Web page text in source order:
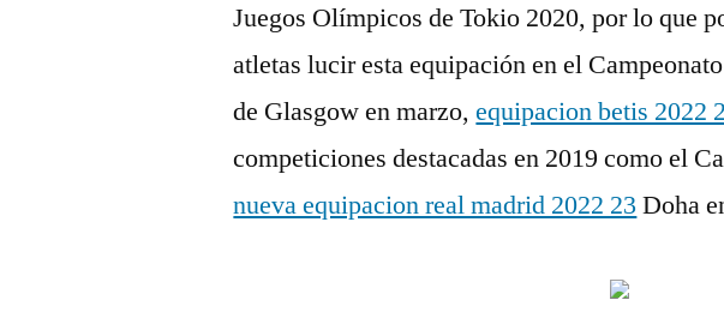
Juegos Olímpicos de Tokio 2020, por lo que
atletas lucir esta equipación en el
de Glasgow en marzo,equipacion betis 2022
competiciones destacadas en 2019 como el
nueva equipacion real madrid 2022 23 Doha